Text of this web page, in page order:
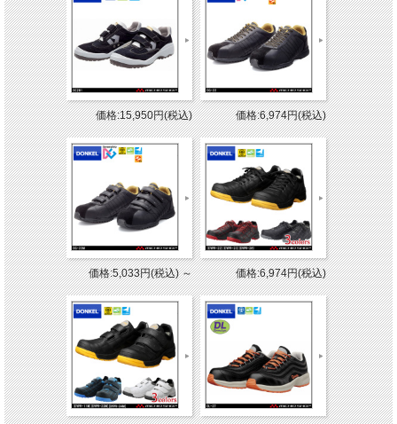
価格:15,950円(税込) 価格:6,974円(税込)
価格:5,033円(税込)～ 価格:6,974円(税込)